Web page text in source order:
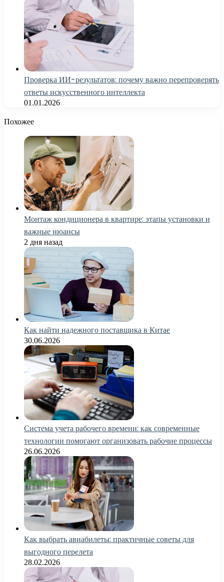
Проверка ИИ-результатов: почему важно перепроверять
ответы искусственного интеллекта
01.01.2026
Похожее
Монтаж кондиционера в квартире: этапы установки и
важные нюансы
2 дня назад
Как найти надежного поставщика в Китае
30.06.2026
Система учета рабочего времени: как современные
технологии помогают организовать рабочие процессы
26.06.2026
Как выбрать авиабилеты: практичные советы для
выгодного перелета
28.02.2026